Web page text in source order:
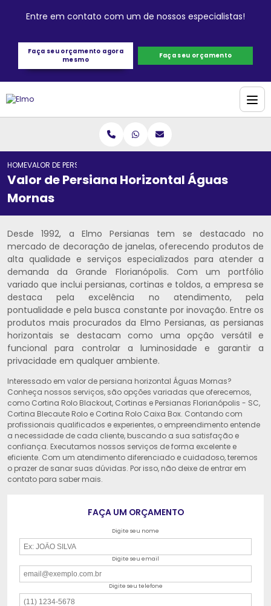
Entre em contato com um de nossos especialistas!
Faça seu orçamento agora
mesmo
Faça seu orçamento
HOMEVALOR DE PERSIANA HORIZONTAL ÁGUAS MORNAS
Valor de Persiana Horizontal Águas
Mornas
Desde 1992, a Elmo Persianas tem se destacado no
mercado de decoração de janelas, oferecendo produtos de
alta qualidade e serviços especializados para atender a
demanda da Grande Florianópolis. Com um portfólio
variado que inclui persianas, cortinas e toldos, a empresa se
destaca pela excelência no atendimento, pela
pontualidade e pela busca constante por inovação. Entre os
produtos mais procurados da Elmo Persianas, as persianas
horizontais se destacam como uma opção versátil e
funcional para controlar a luminosidade e garantir a
privacidade em qualquer ambiente.
Interessado em valor de persiana horizontal Águas Mornas?
Conheça nossos serviços, são opções variadas que oferecemos,
como Cortina Rolo Blackout, Cortinas e Persianas Florianópolis - SC,
Cortina Blecaute Rolo e Cortina Rolo Caixa Box. Contando com
profissionais qualificados e experientes, o empreendimento entende
a necessidade de cada cliente, buscando a sua satisfação e
confiança. Executamos nossos serviços de forma excelente e
eficiente. Com um atendimento diferenciado e cuidadoso, teremos
o prazer de sanar suas dúvidas. Por isso, não deixe de entrar em
contato para saber mais.
FAÇA UM ORÇAMENTO
Digite seu nome
Digite seu email
Digite seu telefone